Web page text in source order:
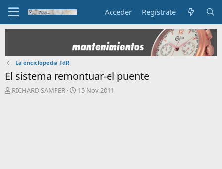
Acceder Regístrate
La enciclopedia FdR
El sistema remontuar-el puente
IRICHARD SAMPER
F15 Nov 2011